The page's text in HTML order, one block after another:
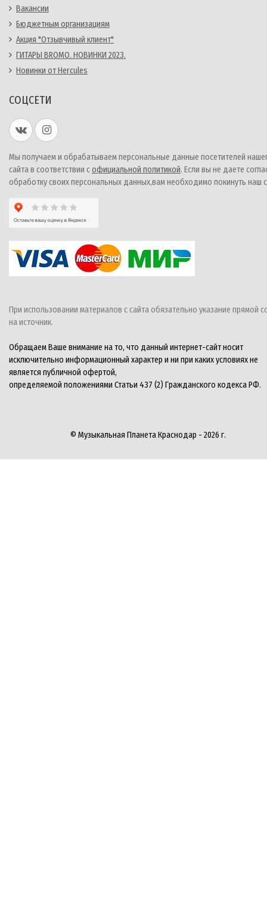
Вакансии
Бюджетным организациям
Акция "Отзывчивый клиент"
ГИТАРЫ BROMO. НОВИНКИ 2023.
Новинки от Hercules
СОЦСЕТИ
Мы получаем и обрабатываем персональные данные посетителей
сайта в соответствии софициальной политикой. Если вы не даете
обработку своих персональных данных,вам необходимо покинуть наш
При использовании материалов с сайта обязательно указание прямой
на источник.
Обращаем Ваше внимание на то, что данный интернет-сайт носит
исключительно информационный характер и ни при каких условиях не
является публичной офертой,
определяемой положениями Статьи 437 (2) Гражданского кодекса РФ.
© Музыкальная Планета Краснодар - 2026 г.